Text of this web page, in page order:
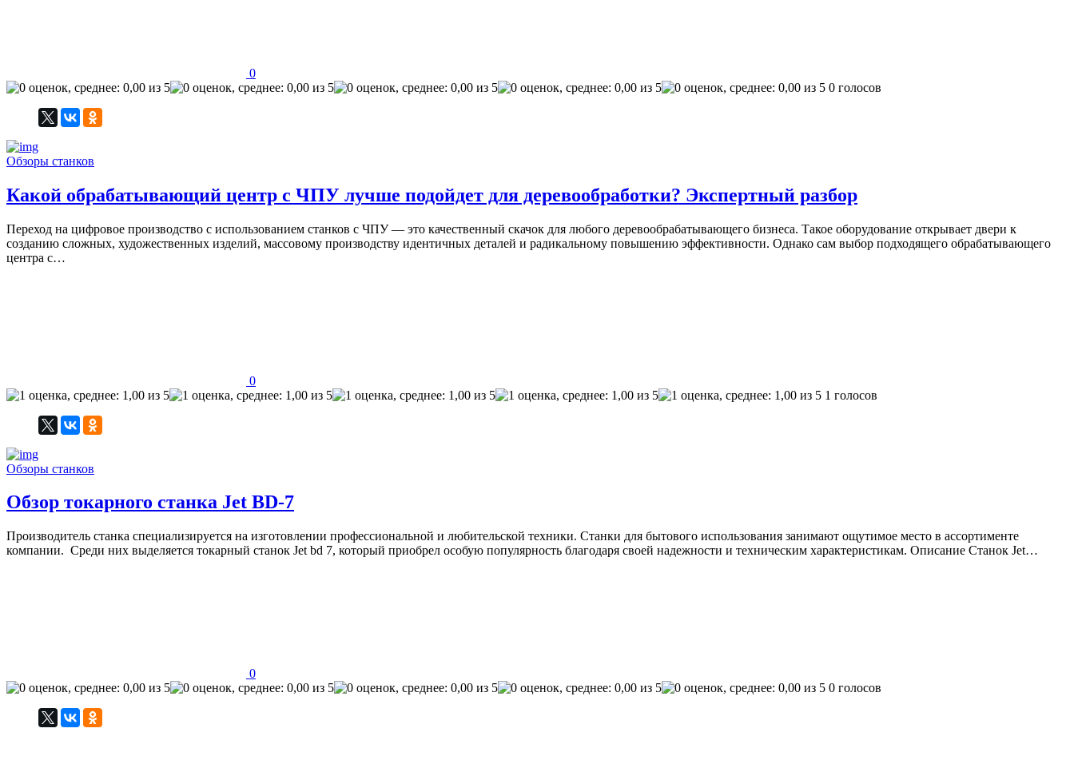
0
0 голосов
Обзоры станков
Какой обрабатывающий центр с ЧПУ лучше подойдет для деревообработки? Экспертный разбор
Переход на цифровое производство с использованием станков с ЧПУ — это качественный скачок для любого деревообрабатывающего бизнеса. Такое оборудование открывает двери к
созданию сложных, художественных изделий, массовому производству идентичных деталей и радикальному повышению эффективности. Однако сам выбор подходящего обрабатывающего
центра с…
0
1 голосов
Обзоры станков
Обзор токарного станка Jet BD-7
Производитель станка специализируется на изготовлении профессиональной и любительской техники. Станки для бытового использования занимают ощутимое место в ассортименте
компании. Среди них выделяется токарный станок Jet bd 7, который приобрел особую популярность благодаря своей надежности и техническим характеристикам. Описание Станок Jet…
0
0 голосов